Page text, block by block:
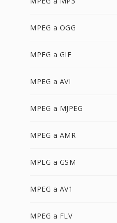
MPEG a OGG
MPEG a GIF
MPEG a AVI
MPEG a MJPEG
MPEG a AMR
MPEG a GSM
MPEG a AV1
MPEG a FLV